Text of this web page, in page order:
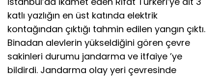
katlı yazlığın en üst katında elektrik
kontağından çıktığı tahmin edilen yangın çıktı.
Binadan alevlerin yükseldiğini gören çevre
sakinleri durumu jandarma ve itfaiye ’ye
bildirdi. Jandarma olay yeri çevresinde